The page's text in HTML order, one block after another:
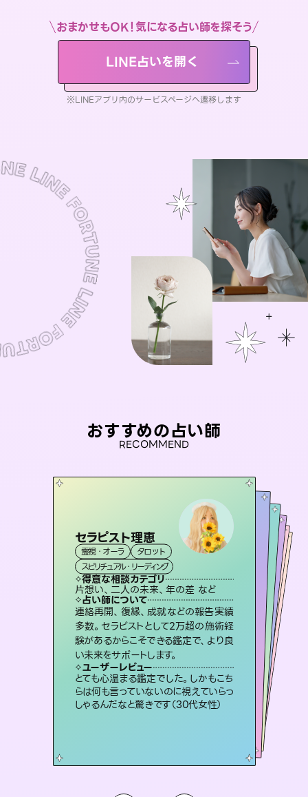
おまかせもOK！気になる占い師を探そう
LINE占いを開く
※LINEアプリ内のサービスページへ遷移します
おすすめの占い師
RECOMMEND
セラピスト理恵
霊視・オーラ
タロット
スピリチュアル・リーディング
得意な相談カテゴリ
片想い、二人の未来、年の差 など
占い師について
連絡再開、復縁、成就などの報告実績
多数。セラピストとして2万超の施術経
験があるからこそできる鑑定で、より良
い未来をサポートします。
ユーザーレビュー
とても心温まる鑑定でした。しかもこち
らは何も言っていないのに視えていらっ
しゃるんだなと驚きです（30代女性）
未来視師＊花
霊視・オーラ 心理学
スピリチュアル・リーディング
得意な相談カテゴリ
出逢い、片想い、復縁 など
占い師について
未来には何パターンもの選択肢があり
ます。不安で視えにくくなっているあな
たの素敵な未来を見つけ、その未来を
選択できるようアドバイスします。
ユーザーレビュー
職場の人の性質や人間関係、本心など
本当によく視えていてびっくり。対策が
打てて前向きになれます（40代）
彗望（すいぼう
霊視・オーラ
スピリチュアル・リーディング
得意な相談カテゴリ
片想い、あの人の気持ち、復縁 など
占い師について
3,700年以上の歴史を持つ東洋最古の
占術「易占」で詳細まで占い、幸せへ向
かう道筋を示します。厳しい結果にも具
体的な対策をお伝えします。
ユーザーレビュー
複雑な背景もしっかり聞いて鑑定して
いただけました。気持ちが楽になりまし
た（50代 女性）
アイリス -iris-
西洋占星術
ルーン
得意な相談カテゴリ
恋愛総合、片想い、二人の未来 など
占い師について
復縁、恋愛、不倫の行方、同性愛や片思い、仕事関係や借金問題まで知りたいことや心の負担になっていることを紐解き、背中をそっと押して導きます。
ユーザーレビュー
安心感のあり、言い切ってくれる所や濁
さない鑑定のおかげで、毎回自分の気
持ちを整えられます（30代 男性）
桃源珠羽
霊視・オーラ
スピリチュアル・リーディング
得意な相談カテゴリ
片想い、あの人の気持ち、復縁 など
占い師について
恋愛のお悩みの中でも特に「曖昧な関
係」の相談を得意としており、友達以上
恋人未満なお相手との今後や本音を丁
寧に読み解き恋愛成就へと導きます。
ユーザーレビュー
鑑定していただいてアドバイス通りに行
動すると仲が復活してきました。ありが
とうございました（40代 女性）
おう 霊感オラクル
霊視・オーラ
オラクルカード
得意な相談カテゴリ
恋愛総合、あの人の気持ち など
占い師について
霊視×オラクルカードを使って「今」と
「未来」そして「気になるあの人の気持
ち」まで丁寧に読み解き、恋や人生のヒ
ントを優しく引き出します。
ユーザーレビュー
不安な気持ちが嘘みたいに晴れまし
た…！よく視えていらっしゃるんだなと
感じました（40代 女性）